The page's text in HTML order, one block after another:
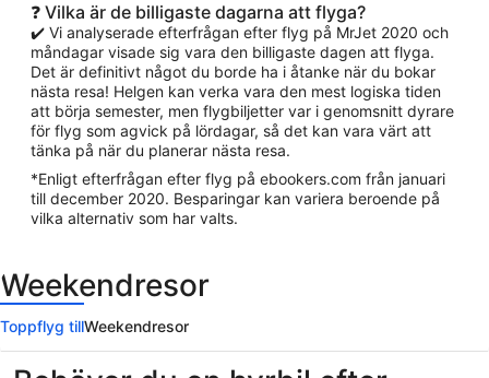
❓ Vilka är de billigaste dagarna att flyga?
✔️ Vi analyserade efterfrågan efter flyg på MrJet 2020 och
måndagar visade sig vara den billigaste dagen att flyga.
Det är definitivt något du borde ha i åtanke när du bokar
nästa resa! Helgen kan verka vara den mest logiska tiden
att börja semester, men flygbiljetter var i genomsnitt dyrare
för flyg som agvick på lördagar, så det kan vara värt att
tänka på när du planerar nästa resa.
*Enligt efterfrågan efter flyg på ebookers.com från januari
till december 2020. Besparingar kan variera beroende på
vilka alternativ som har valts.
Weekendresor
Toppflyg tillWeekendresor